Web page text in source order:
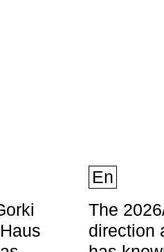
En
The
direction